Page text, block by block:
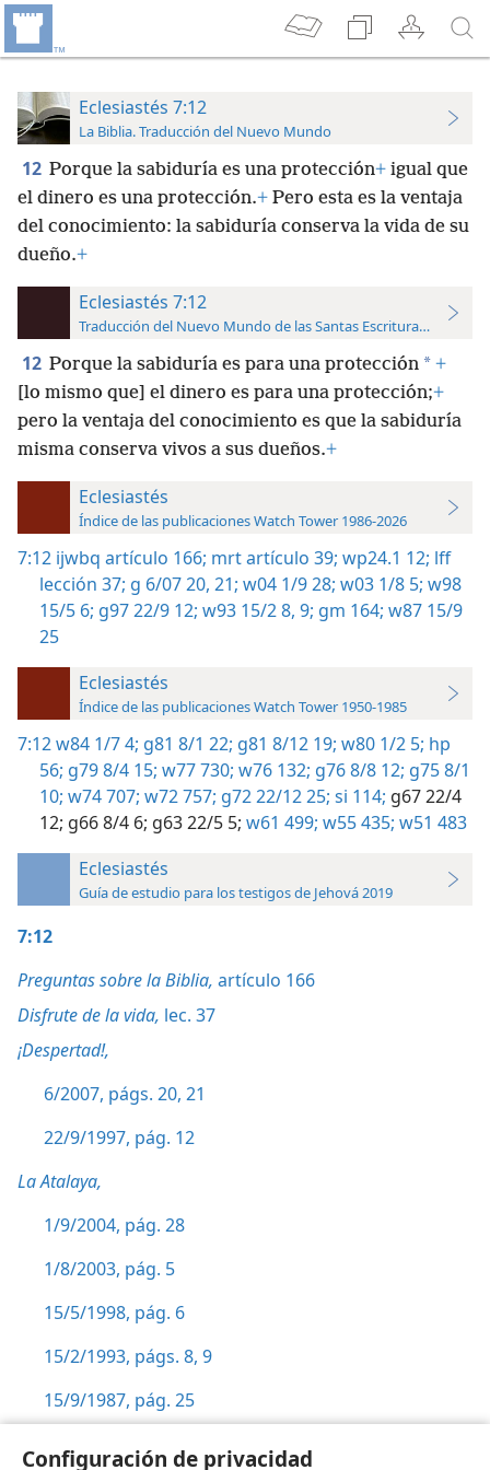
Configuración de privacidad
Eclesiastés 7:12
La Biblia. Traducción del Nuevo Mundo
12 Porque la sabiduría es una protección+ igual que
el dinero es una protección.+ Pero esta es la ventaja
del conocimiento: la sabiduría conserva la vida de su
dueño.+
Eclesiastés 7:12
Traducción del Nuevo Mundo de las Santas Escrituras (con
12 Porque la sabiduría es para una protección * +
[lo mismo que] el dinero es para una protección;+
pero la ventaja del conocimiento es que la sabiduría
misma conserva vivos a sus dueños.+
Eclesiastés
Índice de las publicaciones Watch Tower 1986-2026
7:12 ijwbq artículo 166; mrt artículo 39; wp24.1 12; lff
lección 37; g 6/07 20, 21; w04 1/9 28; w03 1/8 5; w98
15/5 6; g97 22/9 12; w93 15/2 8, 9; gm 164; w87 15/9
25
Eclesiastés
Índice de las publicaciones Watch Tower 1950-1985
7:12w84 1/7 4; g81 8/1 22; g81 8/12 19; w80 1/2 5; hp
56; g79 8/4 15; w77 730; w76 132; g76 8/8 12; g75 8/1
10; w74 707; w72 757; g72 22/12 25; si 114; g67 22/4
12; g66 8/4 6; g63 22/5 5; w61 499; w55 435; w51 483
Eclesiastés
Guía de estudio para los testigos de Jehová 2019
7:12
Preguntas sobre la Biblia, artículo 166
Disfrute de la vida, lec. 37
¡Despertad!,
6/2007, págs. 20, 21
22/9/1997, pág. 12
La Atalaya,
1/9/2004, pág. 28
1/8/2003, pág. 5
15/5/1998, pág. 6
15/2/1993, págs. 8, 9
15/9/1987, pág. 25